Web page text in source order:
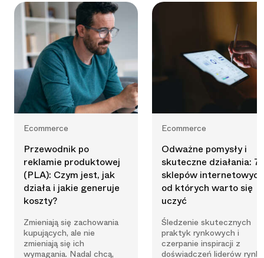
Ecommerce
Przewodnik po
reklamie produktowej
(PLA): Czym jest, jak
działa i jakie generuje
koszty?
Zmieniają się zachowania
kupujących, ale nie
zmieniają się ich
wymagania. Nadal chcą,
Ecommerce
Odważne pomysły i
skuteczne działania: 7
sklepów
od których warto się
uczyć
Śledzenie skutecznych
praktyk rynkowych i
czerpanie inspiracji z
doświadczeń liderów